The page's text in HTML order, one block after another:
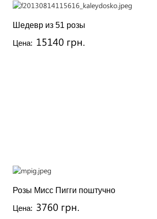
Шедевр из 51 розы
Цена: 15140 грн.
Розы Мисс Пигги поштучно
Цена: 3760 грн.